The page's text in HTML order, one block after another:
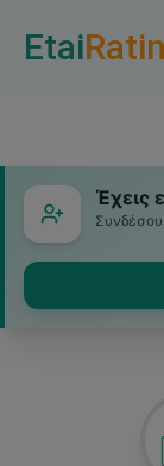
Etai
Έχεις